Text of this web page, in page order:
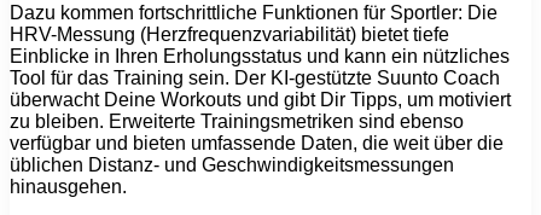
Dazu kommen fortschrittliche Funktionen für Sportler: Die
HRV-Messung (Herzfrequenzvariabilität) bietet tiefe
Einblicke in Ihren Erholungsstatus und kann ein nützliches
Tool für das Training sein. Der KI-gestützte Suunto Coach
überwacht Deine Workouts und gibt Dir Tipps, um motiviert
zu bleiben. Erweiterte Trainingsmetriken sind ebenso
verfügbar und bieten umfassende Daten, die weit über die
üblichen Distanz- und Geschwindigkeitsmessungen
hinausgehen.